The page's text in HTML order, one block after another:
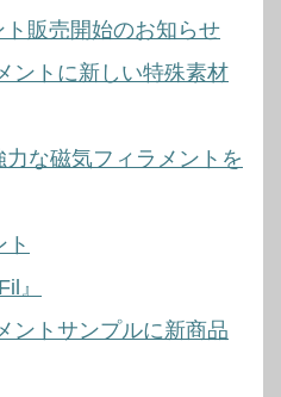
販売開始のお知らせ
ントに新しい特殊素材
な磁気フィラメントを
ト
』
ントサンプルに新商品